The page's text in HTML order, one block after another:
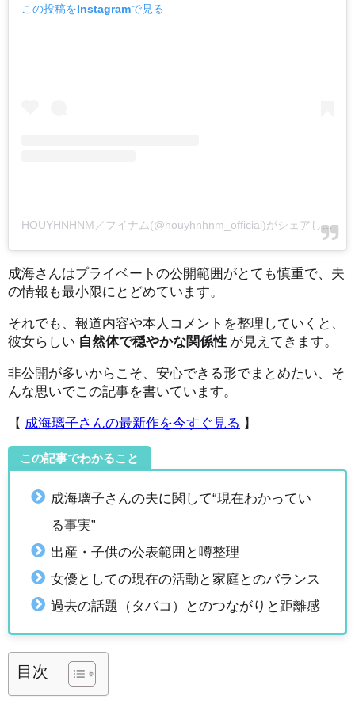
この投稿をInstagramで見る
HOUYHNHNM／フイナム(@houyhnhnm_official)がシェアした投稿
成海さんはプライベートの公開範囲がとても慎重で、夫
の情報も最小限にとどめています。
それでも、報道内容や本人コメントを整理していくと、
彼女らしい 自然体で穏やかな関係性 が見えてきます。
非公開が多いからこそ、安心できる形でまとめたい、そ
んな思いでこの記事を書いています。
【 成海璃子さんの最新作を今すぐ見る 】
この記事でわかること
成海璃子さんの夫に関して“現在わかってい
る事実”
出産・子供の公表範囲と噂整理
女優としての現在の活動と家庭とのバランス
過去の話題（タバコ）とのつながりと距離感
目次